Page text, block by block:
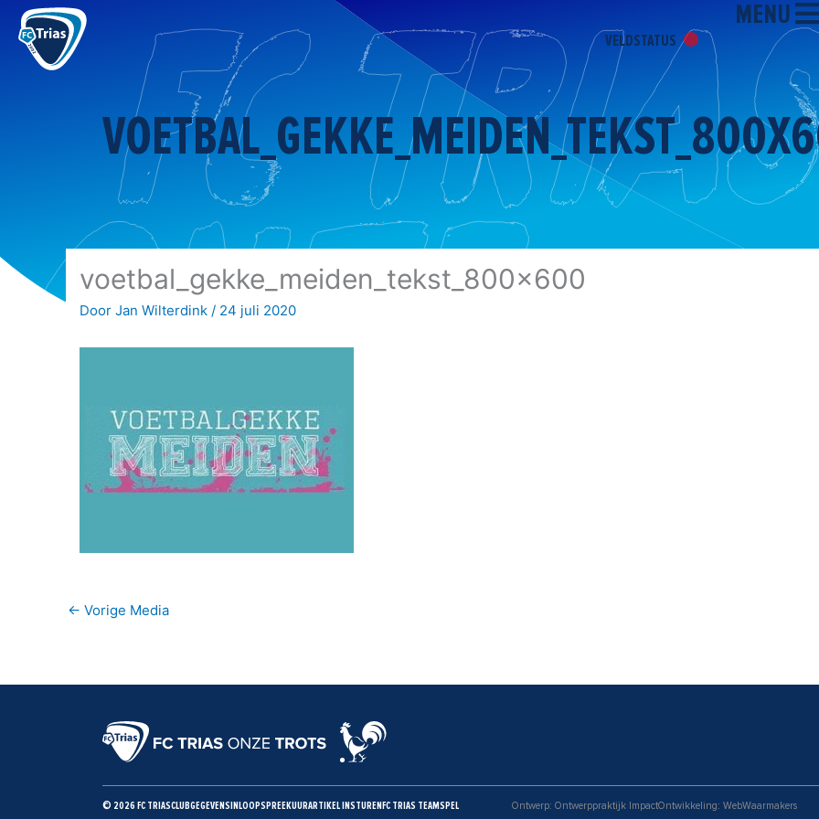
naar
VELDSTATUS
MENU
voetbal_gekke_meiden_tekst_800x600
Door Jan Wilterdink / 24 juli 2020
← Vorige Media
© 2026 FC TRIASCLUBGEGEVENSINLOOPSPREEKUURARTIKEL INSTURENFC TRIAS TEAMSPEL Ontwerp: Ontwerppraktijk ImpactOntwikkeling: WebWaarmakers